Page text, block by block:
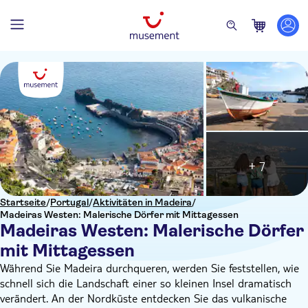
Startseite/Portugal/Aktivitäten in Madeira/
Madeiras Westen: Malerische Dörfer mit Mittagessen
Madeiras Westen: Malerische Dörfer
mit Mittagessen
+ 7
Während Sie Madeira durchqueren, werden Sie feststellen, wie
schnell sich die Landschaft einer so kleinen Insel dramatisch
verändert. An der Nordküste entdecken Sie das vulkanische